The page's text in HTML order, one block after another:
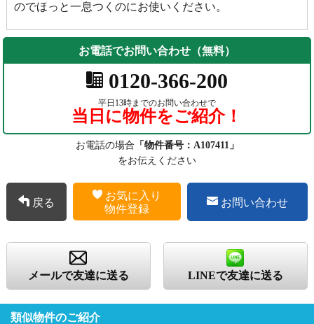
のでほっと一息つくのにお使いください。
お電話でお問い合わせ（無料）
0120-366-200
平日13時までのお問い合わせで
当日に物件をご紹介！
お電話の場合 「物件番号：A107411」
をお伝えください
戻る
お気に入り
物件登録
お問い合わせ
メールで友達に送る LINEで友達に送る
類似物件のご紹介